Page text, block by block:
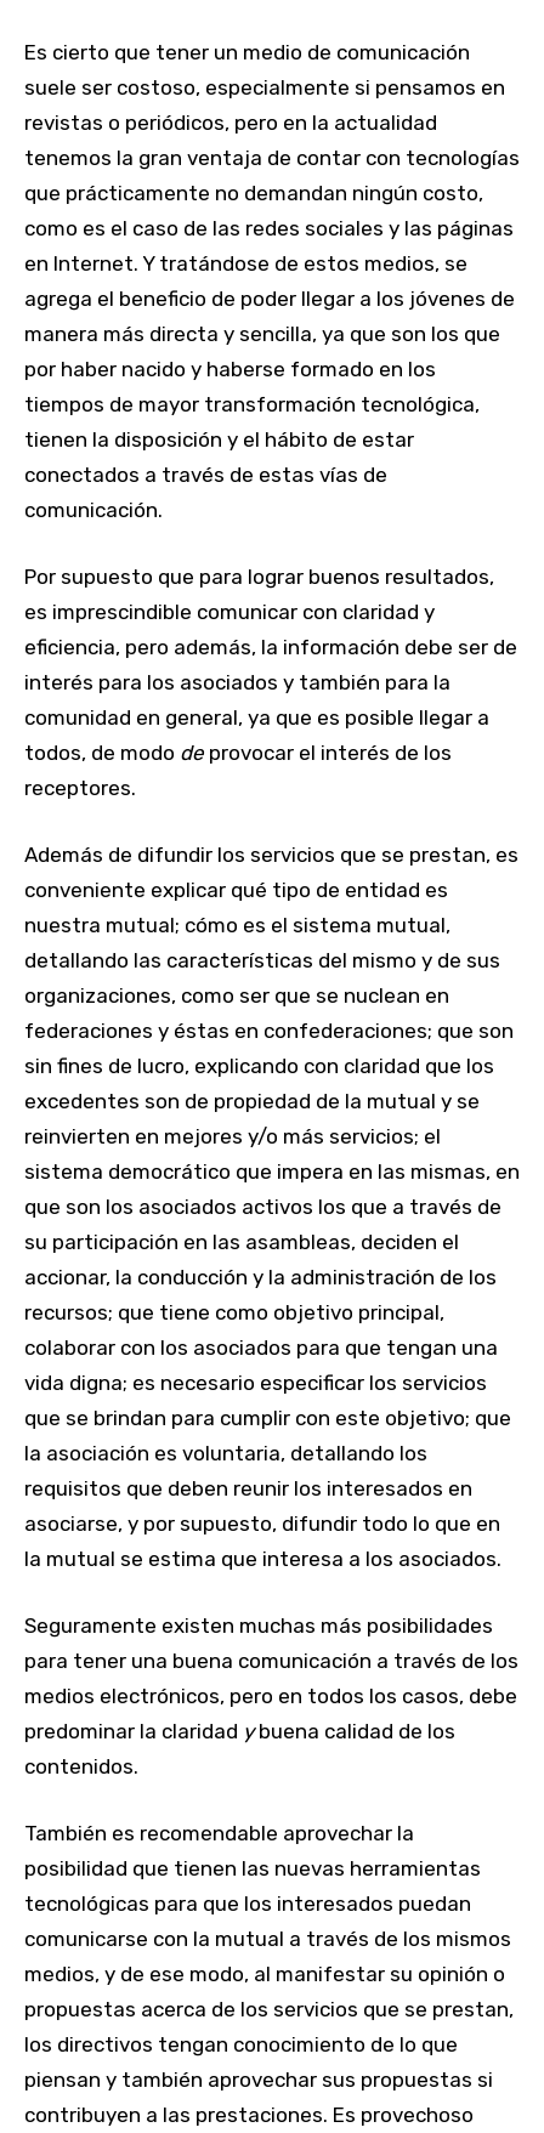
Es cierto que tener un medio de comunicación
suele ser costoso, especialmente si pensamos en
revistas o periódicos, pero en la actualidad
tenemos la gran ventaja de contar con tecnologías
que prácticamente no demandan ningún costo,
como es el caso de las redes sociales y las páginas
en Internet. Y tratándose de estos medios, se
agrega el beneficio de poder llegar a los jóvenes de
manera más directa y sencilla, ya que son los que
por haber nacido y haberse formado en los
tiempos de mayor transformación tecnológica,
tienen la disposición y el hábito de estar
conectados a través de estas vías de
comunicación.
Por supuesto que para lograr buenos resultados,
es imprescindible comunicar con claridad y
eficiencia, pero además, la información debe ser de
interés para los asociados y también para la
comunidad en general, ya que es posible llegar a
todos, de modo de provocar el interés de los
receptores.
Además de difundir los servicios que se prestan, es
conveniente explicar qué tipo de entidad es
nuestra mutual; cómo es el sistema mutual,
detallando las características del mismo y de sus
organizaciones, como ser que se nuclean en
federaciones y éstas en confederaciones; que son
sin fines de lucro, explicando con claridad que los
excedentes son de propiedad de la mutual y se
reinvierten en mejores y/o más servicios; el
sistema democrático que impera en las mismas, en
que son los asociados activos los que a través de
su participación en las asambleas, deciden el
accionar, la conducción y la administración de los
recursos; que tiene como objetivo principal,
colaborar con los asociados para que tengan una
vida digna; es necesario especificar los servicios
que se brindan para cumplir con este objetivo; que
la asociación es voluntaria, detallando los
requisitos que deben reunir los interesados en
asociarse, y por supuesto, difundir todo lo que en
la mutual se estima que interesa a los asociados.
Seguramente existen muchas más posibilidades
para tener una buena comunicación a través de los
medios electrónicos, pero en todos los casos, debe
predominar la claridad ybuena calidad de los
contenidos.
También es recomendable aprovechar la
posibilidad que tienen las nuevas herramientas
tecnológicas para que los interesados puedan
comunicarse con la mutual a través de los mismos
medios, y de ese modo, al manifestar su opinión o
propuestas acerca de los servicios que se prestan,
los directivos tengan conocimiento de lo que
piensan y también aprovechar sus propuestas si
contribuyen a las prestaciones. Es provechoso